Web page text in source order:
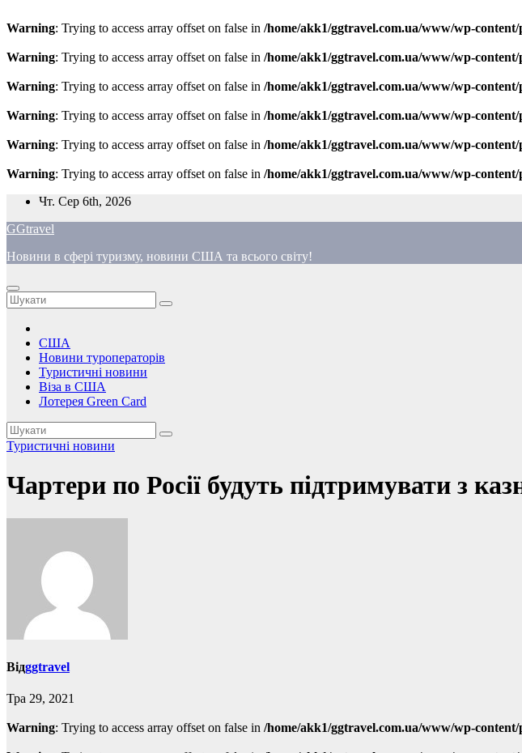
Warning: Trying to access array offset on false in /home/akk1/ggtravel.com.ua/www/wp-content/
Warning: Trying to access array offset on false in /home/akk1/ggtravel.com.ua/www/wp-content/
Warning: Trying to access array offset on false in /home/akk1/ggtravel.com.ua/www/wp-content/
Warning: Trying to access array offset on false in /home/akk1/ggtravel.com.ua/www/wp-content/
Warning: Trying to access array offset on false in /home/akk1/ggtravel.com.ua/www/wp-content/
Warning: Trying to access array offset on false in /home/akk1/ggtravel.com.ua/www/wp-content/
Перейти
вмісту
Чт. Сер 6th, 2026
GGtravel
Новини в сфері туризму, новини США та всього світу!
США
Новини туроператорів
Туристичні новини
Віза в США
Лотерея Green Card
Туристичні новини
Чартери по Росії будуть підтримувати з
Відggtravel
Тра 29, 2021
Warning: Trying to access array offset on false in /home/akk1/ggtravel.com.ua/www/wp-content/